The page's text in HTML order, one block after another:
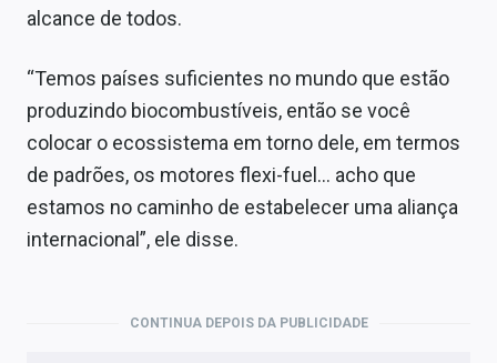
alcance de todos.
“Temos países suficientes no mundo que estão
produzindo biocombustíveis, então se você
colocar o ecossistema em torno dele, em termos
de padrões, os motores flexi-fuel… acho que
estamos no caminho de estabelecer uma aliança
internacional”, ele disse.
CONTINUA DEPOIS DA PUBLICIDADE